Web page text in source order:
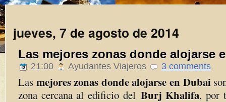
jueves, 7 de agosto de 2014
Las mejores zonas donde alojarse
21:00 Ayudantes Viajeros 3 comments
Las mejores zonas donde alojarse en Dubai
zona cercana al edificio del Burj Khalifa, por